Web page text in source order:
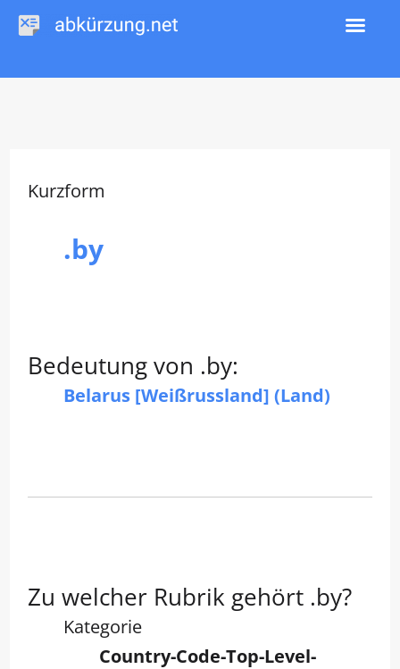
Zum
Inhalt
springen
Kurzform
.by
Bedeutung von .by:
Belarus [Weißrussland] (Land)
Zu welcher Rubrik gehört .by?
Kategorie
Country-Code-Top-Level-